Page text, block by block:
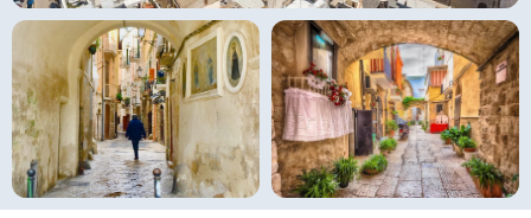
Nach
Abfahrt
Rückkehr